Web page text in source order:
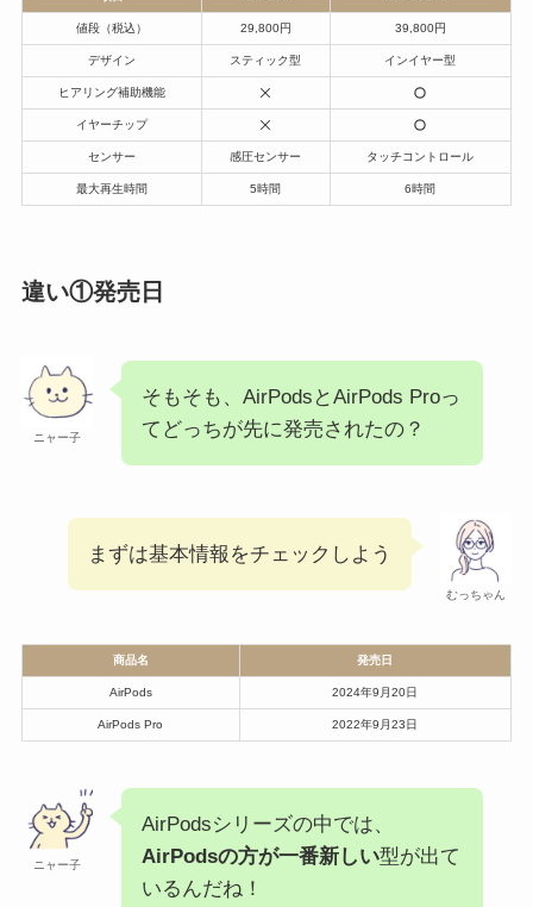
値段（税込） 29,800円 39,800円
デザイン スティック型 インイヤー型
ヒアリング補助機能
イヤーチップ
センサー 感圧センサー タッチコントロール
最大再生時間 5時間 6時間
違い①発売日
ニャー子
そもそも、AirPodsとAirPods Proっ
てどっちが先に発売されたの？
むっちゃん
まずは基本情報をチェックしよう
商品名 発売日
AirPods 2024年9月20日
AirPods Pro 2022年9月23日
ニャー子
AirPodsシリーズの中では、
AirPodsの方が一番新しい型が出て
いるんだね！